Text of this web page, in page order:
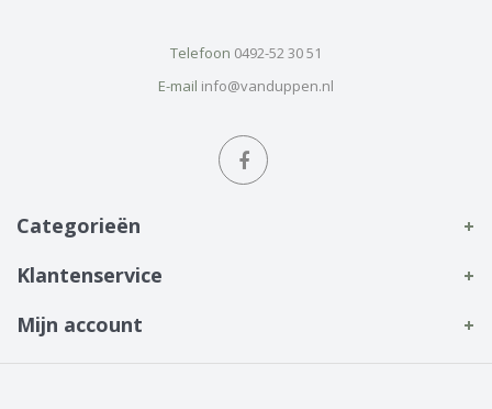
Telefoon 0492-52 30 51
E-mail info@vanduppen.nl
Categorieën
Klantenservice
Mijn account